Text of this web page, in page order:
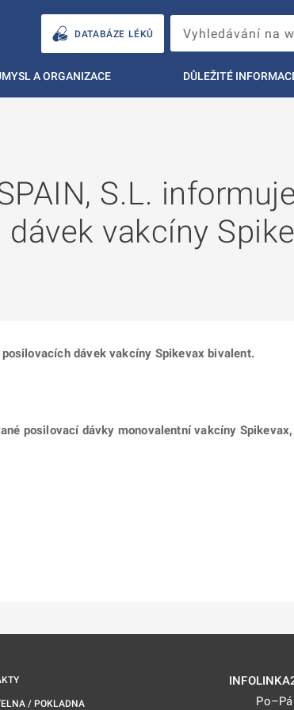
DATABÁZE LÉKŮ
A ORGANIZACE DŮLEŽITÉ
S.L.
vakcíny
posilovacích dávek vakcíny Spikevax bivalent.
posilovací dávky monovalentní vakcíny
/ POKLADNA
INFOLINKA